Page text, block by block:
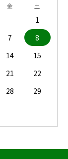
金 土
1
7
8
14
15
21
22
28
29